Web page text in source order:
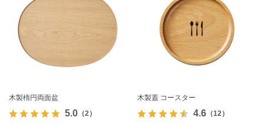
木製楕円両面盆
5.0（2）
木製蓋 コースター
4.6（12）